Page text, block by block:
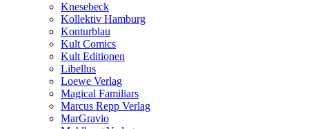
Knesebeck
Kollektiv Hamburg
Konturblau
Kult Comics
Kult Editionen
Libellus
Loewe Verlag
Magical Familiars
Marcus Repp Verlag
MarGravio